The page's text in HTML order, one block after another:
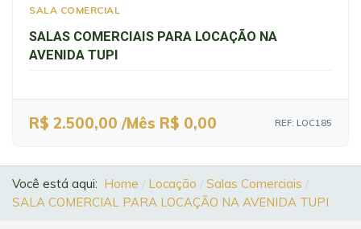
SALA COMERCIAL
SALAS COMERCIAIS PARA LOCAÇÃO NA
AVENIDA TUPI
R$ 2.500,00 /Mês R$ 0,00 REF: LOC185
Você está aqui: Home Locação
Salas Comerciais
SALA COMERCIAL PARA LOCAÇÃO NA AVENIDA TUPI